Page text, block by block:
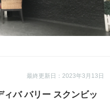
最終更新日：2023年3月13日
バ バリー スクンビッ